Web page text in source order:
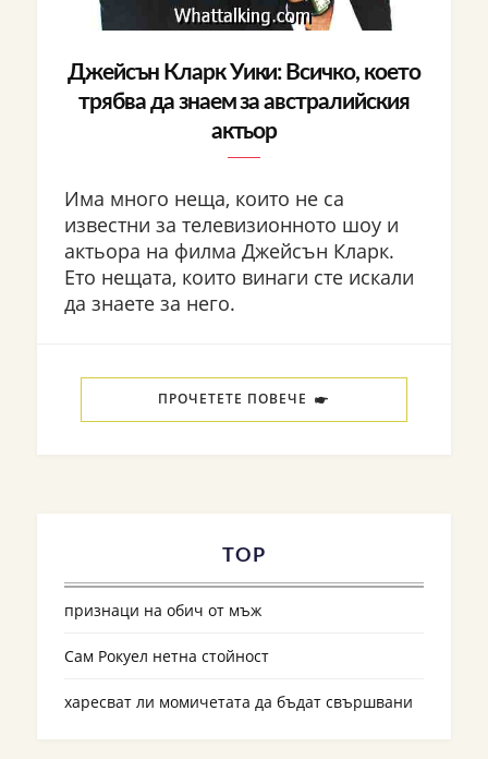
Джейсън Кларк Уики: Всичко, което
трябва да знаем за австралийския
актьор
Има много неща, които не са
известни за телевизионното шоу и
актьора на филма Джейсън Кларк.
Ето нещата, които винаги сте искали
да знаете за него.
ПРОЧЕТЕТЕ ПОВЕЧЕ
TOP
признаци на обич от мъж
Сам Рокуел нетна стойност
харесват ли момичетата да бъдат свършвани